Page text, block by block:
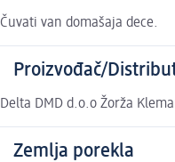
Čuvati van domašaja dece.
Proizvođač/
Delta DMD d.o.o Žorža
Zemlja porekla